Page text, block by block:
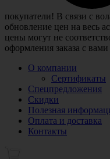
покупатели! В связи с
обновление цен на весь
цены могут не
оформления заказа с
О компании
Сертификаты
Спецпредложения
Скидки
Полезная
Оплата и доставка
Контакты